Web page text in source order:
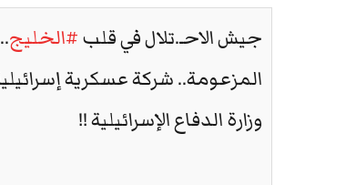
جيش الاحـ.تلال في قلب#الخليج
المزعومة.. شركة عسكرية
وزارة الدفاع الإسرائيلية !!